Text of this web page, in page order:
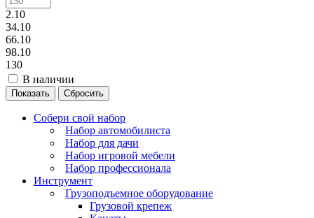
2.10
34.10
66.10
98.10
130
В наличии
Сбросить
Собери свой набор
Набор автомобилиста
Набор для дачи
Набор игровой мебели
Набор профессионала
Инструмент
Грузоподъемное оборудование
Грузовой крепеж